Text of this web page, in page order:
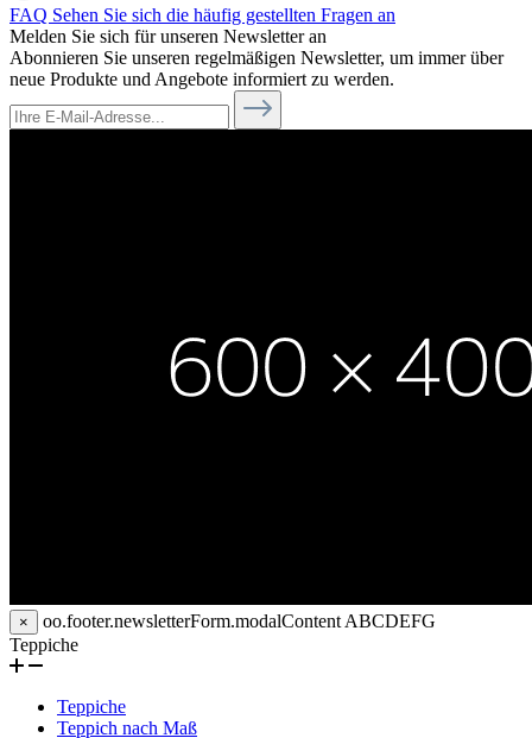
FAQ Sehen Sie sich die häufig gestellten Fragen an
Melden Sie sich für unseren Newsletter an
Abonnieren Sie unseren regelmäßigen Newsletter, um immer über
neue Produkte und Angebote informiert zu werden.
× oo.footer.newsletterForm.modalContentABCDEFG
Teppiche
Teppiche
Teppich nach Maß